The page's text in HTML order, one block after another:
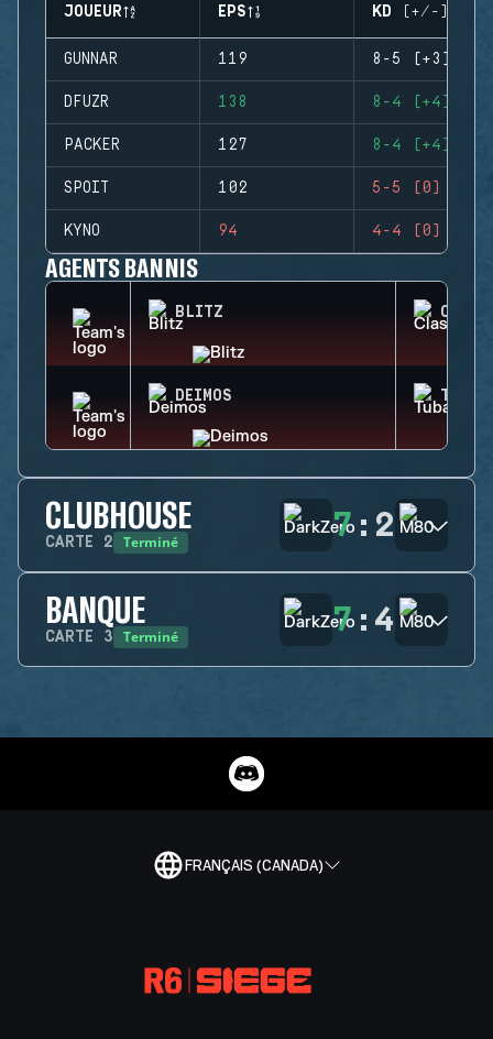
JOUEUR EPS KD (+/-)
GUNNAR 119 8-5 (+3)
DFUZR 138 8-4 (+4)
PACKER 127 8-4 (+4)
SPOIT 102 5-5 (0)
KYNO 94 4-4 (0)
AGENTS BANNIS
BLITZ CLASH
DEIMOS
CLUBHOUSE
CARTE 2 Terminé 7: 2
BANQUE
CARTE 3 Terminé 7: 4
FRANÇAIS (CANADA)